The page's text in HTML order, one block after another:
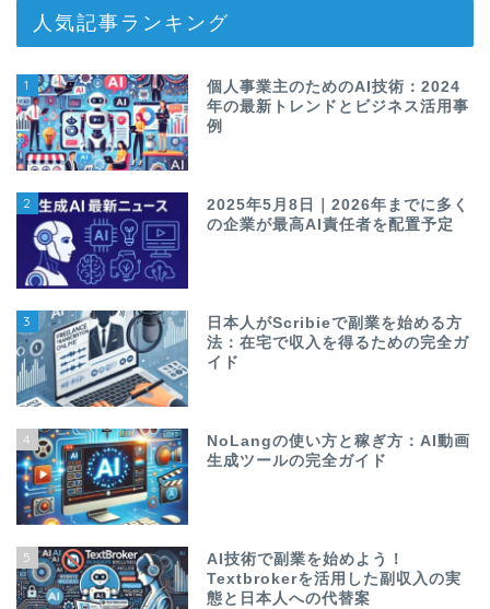
人気記事ランキング
1
個人事業主のためのAI技術：2024
年の最新トレンドとビジネス活用事
例
2
2025年5月8日｜2026年までに多く
の企業が最高AI責任者を配置予定
3
日本人がScribieで副業を始める方
法：在宅で収入を得るための完全ガ
イド
4
NoLangの使い方と稼ぎ方：AI動画
生成ツールの完全ガイド
5
AI技術で副業を始めよう！
Textbrokerを活用した副収入の実
態と日本人への代替案